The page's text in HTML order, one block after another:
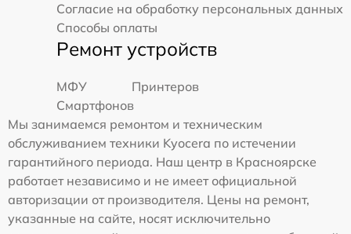
Согласие на обработку персональных данных
Способы оплаты
Ремонт устройств
МФУ
Принтеров
Смартфонов
Мы занимаемся ремонтом и техническим
обслуживанием техники Kyocera по истечении
гарантийного периода. Наш центр в Красноярске
работает независимо и не имеет официальной
авторизации от производителя. Цены на ремонт,
указанные на сайте, носят исключительно